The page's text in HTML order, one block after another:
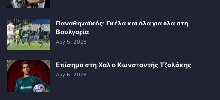
Παναθηναϊκός: Γκέλα και όλα για όλα στη
Βουλγαρία
Αυγ 5, 2026
Επίσημα στη Χαλ ο Κωνσταντής Τζολάκης
Αυγ 5, 2026